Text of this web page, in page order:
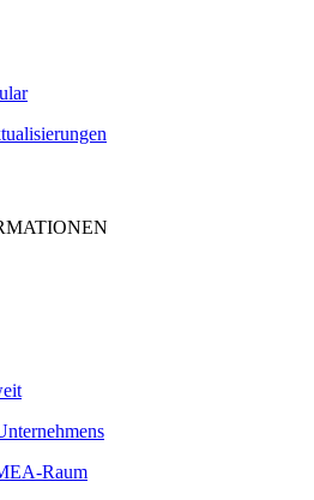
Raum